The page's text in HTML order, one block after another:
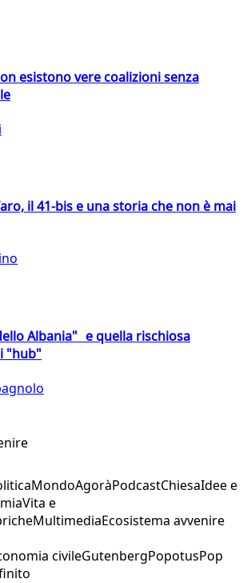
esistono vere coalizioni senza
il 41-bis e una storia che non è mai
Albania" e quella rischiosa
"hub"
MondoAgoràPodcastChiesaIdee e
Vita e
MultimediaEcosistema avvenire
civileGutenbergPopotusPop